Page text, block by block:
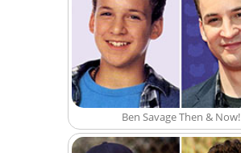
Ben Savage Then & Now!